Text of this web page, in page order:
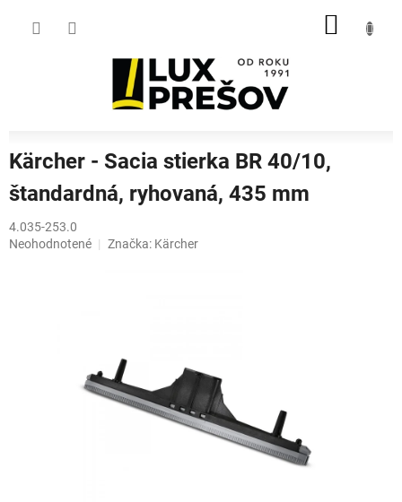
Kärcher - Sacia stierka BR 40/10,
štandardná, ryhovaná, 435 mm
4.035-253.0
Priemerné
Neohodnotené Značka: Kärcher